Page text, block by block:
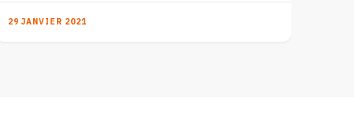
29 JANVIER 2021